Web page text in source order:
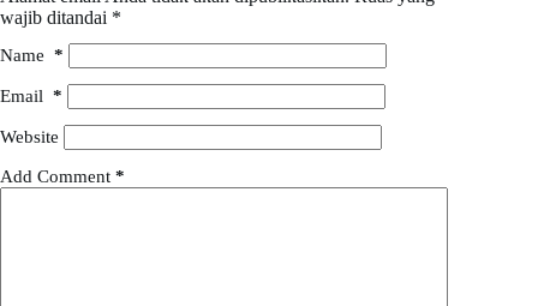
wajib ditandai *
Name *
Email *
Website
Add Comment *